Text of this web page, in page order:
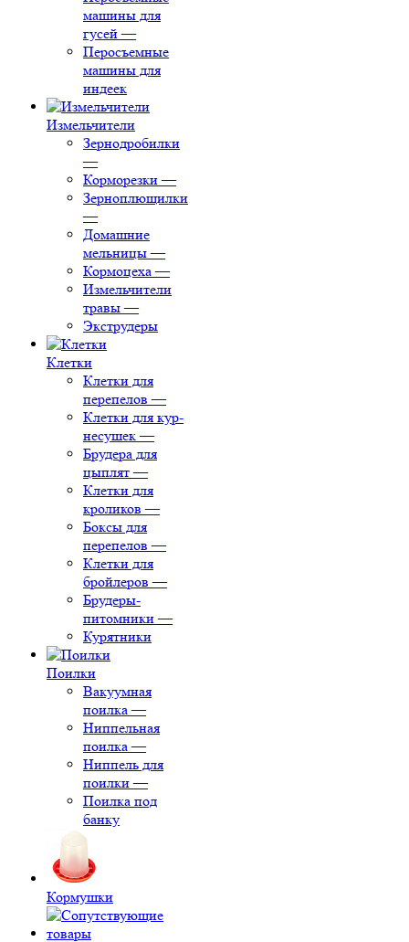
машины для
гусей —
Перосъемные
машины для
индеек
Измельчители
Зернодробилки
—
Корморезки —
Зерноплющилки
—
Домашние
мельницы —
Кормоцеха —
Измельчители
травы —
Экструдеры
Клетки
Клетки для
перепелов —
Клетки для кур-
несушек —
Брудера для
цыплят —
Клетки для
кроликов —
Боксы для
перепелов —
Клетки для
бройлеров —
Брудеры-
питомники —
Курятники
Поилки
Вакуумная
поилка —
Ниппельная
поилка —
Ниппель для
поилки —
Поилка под
банку
Кормушки